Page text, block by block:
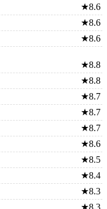
★8.6
★8.6
★8.6
★8.8
★8.8
★8.7
★8.7
★8.7
★8.6
★8.5
★8.4
★8.3
★8.3